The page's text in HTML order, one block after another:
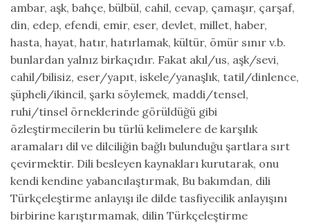
ambar, aşk, bahçe, bülbül, cahil, cevap, çamaşır, çarşaf,
din, edep, efendi, emir, eser, devlet, millet, haber,
hasta, hayat, hatır, hatırlamak, kültür, ömür sınır v.b.
bunlardan yalnız birkaçıdır. Fakat akıl/us, aşk/sevi,
cahil/bilisiz, eser/yapıt, iskele/yanaşlık, tatil/dinlence,
şüpheli/ikincil, şarkı söylemek, maddi/tensel,
ruhi/tinsel örneklerinde görüldüğü gibi
özleştirmecilerin bu türlü kelimelere de karşılık
aramaları dil ve dilciliğin bağlı bulunduğu şartlara sırt
çevirmektir. Dili besleyen kaynakları kurutarak, onu
kendi kendine yabancılaştırmak, Bu bakımdan, dili
Türkçeleştirme anlayışı ile dilde tasfiyecilik anlayışını
birbirine karıştırmamak, dilin Türkçeleştirme